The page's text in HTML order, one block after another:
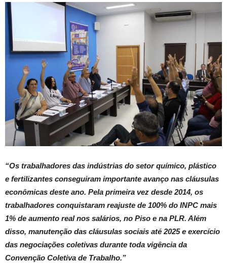
“Os trabalhadores das indústrias do setor químico, plástico
e fertilizantes conseguiram importante avanço nas cláusulas
econômicas deste ano. Pela primeira vez desde 2014, os
trabalhadores conquistaram reajuste de 100% do INPC mais
1% de aumento real nos salários, no Piso e na PLR. Além
disso, manutenção das cláusulas sociais até 2025 e exercício
das negociações coletivas durante toda vigência da
Convenção Coletiva de Trabalho.”